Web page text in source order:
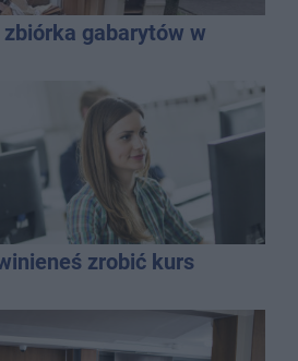
gabarytów w
zrobić kurs